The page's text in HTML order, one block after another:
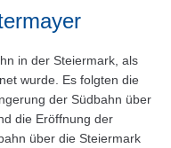
in der Steiermark, als
wurde. Es folgten die
der Südbahn über
die Eröffnung der
über die Steiermark